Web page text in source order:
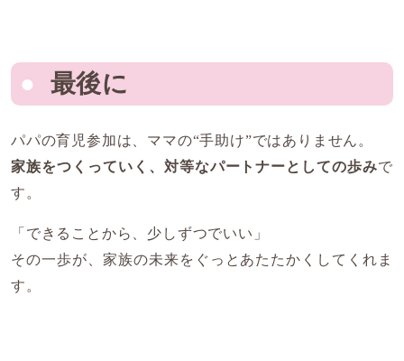
最後に
パパの育児参加は、ママの“手助け”ではありません。
家族をつくっていく、対等なパートナーとしての歩みで
す。
「できることから、少しずつでいい」
その一歩が、家族の未来をぐっとあたたかくしてくれま
す。